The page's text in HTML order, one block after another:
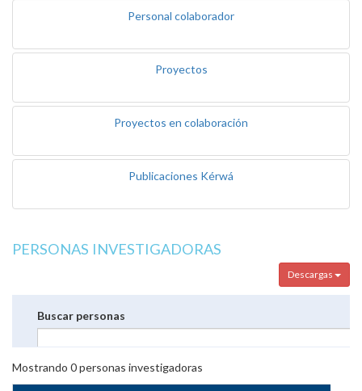
Personal colaborador
Proyectos
Proyectos en colaboración
Publicaciones Kérwá
PERSONAS INVESTIGADORAS
Descargas
Buscar personas
Mostrando 0personas investigadoras